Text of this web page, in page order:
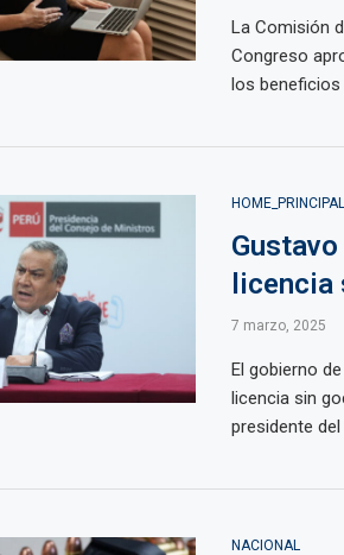
La Comisión
Congreso
los beneficios
licencia
7 marzo, 2025
El gobierno
licencia sin
presidente
NACIONAL